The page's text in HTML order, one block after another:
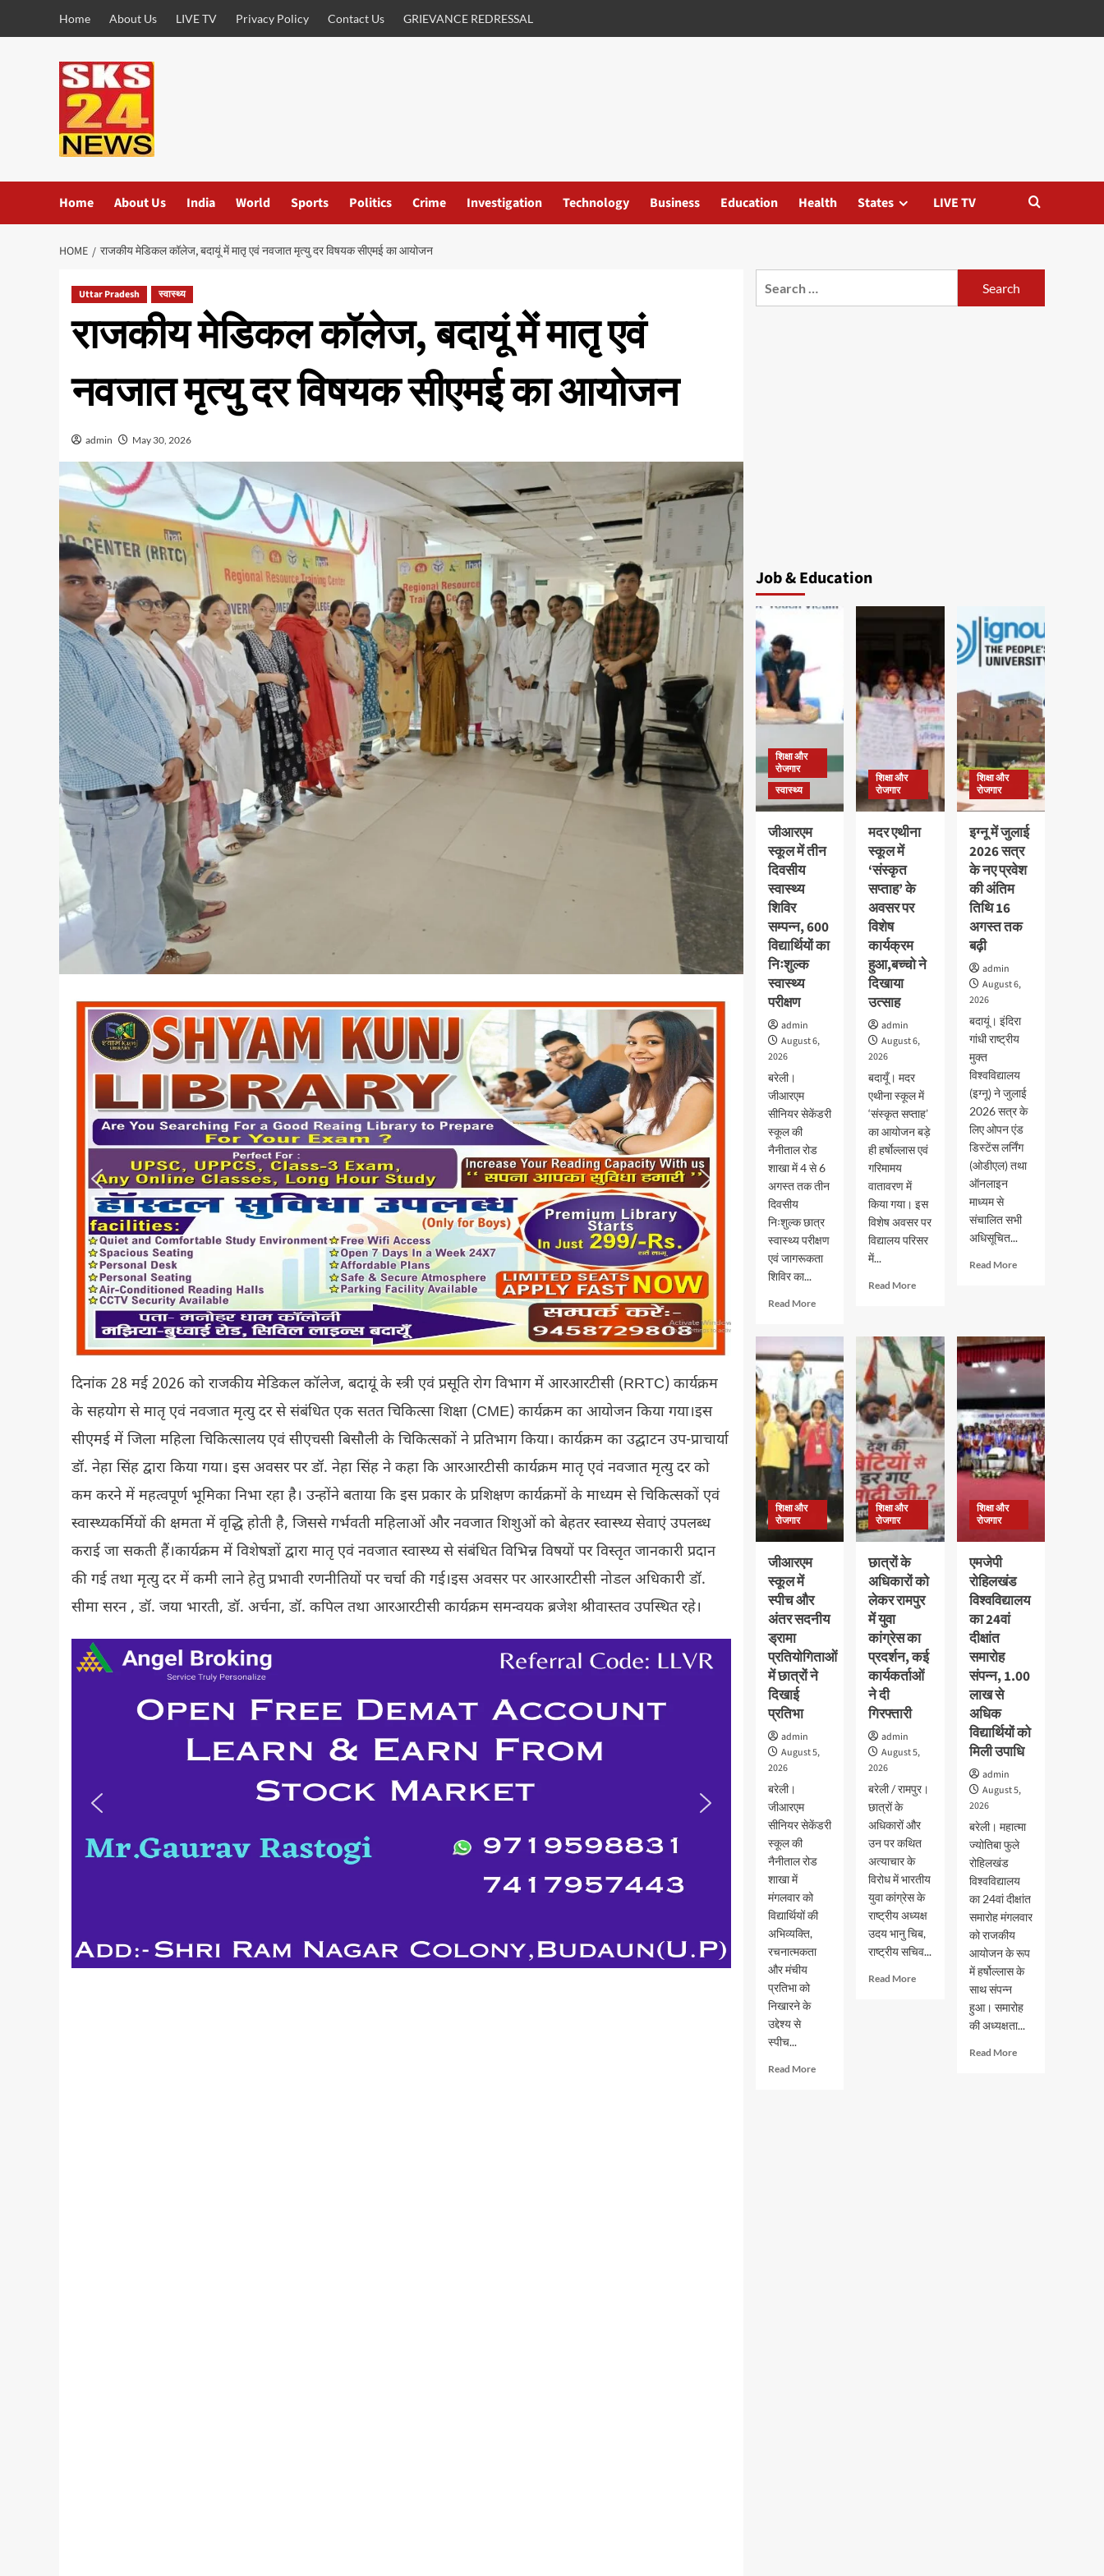
Home About Us LIVE TV Privacy Policy Contact Us GRIEVANCE REDRESSAL
Home About Us India World Sports Politics Crime Investigation Technology Business Education Health States LIVE TV
HOME राजकीय मेडिकल कॉलेज, बदायूं में मातृ एवं नवजात मृत्यु दर विषयक सीएमई का आयोजन
Uttar Pradesh स्वास्थ्य
राजकीय मेडिकल कॉलेज, बदायूं में मातृ एवं
नवजात मृत्यु दर विषयक सीएमई का आयोजन
admin May 30, 2026
दिनांक 28 मई 2026 को राजकीय मेडिकल कॉलेज, बदायूं के स्त्री एवं प्रसूति रोग विभाग में आरआरटीसी (RRTC) कार्यक्रम
के सहयोग से मातृ एवं नवजात मृत्यु दर से संबंधित एक सतत चिकित्सा शिक्षा (CME) कार्यक्रम का आयोजन किया गया।इस
सीएमई में जिला महिला चिकित्सालय एवं सीएचसी बिसौली के चिकित्सकों ने प्रतिभाग किया। कार्यक्रम का उद्घाटन उप-प्राचार्या
डॉ. नेहा सिंह द्वारा किया गया। इस अवसर पर डॉ. नेहा सिंह ने कहा कि आरआरटीसी कार्यक्रम मातृ एवं नवजात मृत्यु दर को
कम करने में महत्वपूर्ण भूमिका निभा रहा है। उन्होंने बताया कि इस प्रकार के प्रशिक्षण कार्यक्रमों के माध्यम से चिकित्सकों एवं
स्वास्थ्यकर्मियों की क्षमता में वृद्धि होती है, जिससे गर्भवती महिलाओं और नवजात शिशुओं को बेहतर स्वास्थ्य सेवाएं उपलब्ध
कराई जा सकती हैं।कार्यक्रम में विशेषज्ञों द्वारा मातृ एवं नवजात स्वास्थ्य से संबंधित विभिन्न विषयों पर विस्तृत जानकारी प्रदान
की गई तथा मृत्यु दर में कमी लाने हेतु प्रभावी रणनीतियों पर चर्चा की गई।इस अवसर पर आरआरटीसी नोडल अधिकारी डॉ.
सीमा सरन , डॉ. जया भारती, डॉ. अर्चना, डॉ. कपिल तथा आरआरटीसी कार्यक्रम समन्वयक ब्रजेश श्रीवास्तव उपस्थित रहे।
Job & Education
शिक्षा और
रोजगार
स्वास्थ्य
जीआरएम
स्कूल में तीन
दिवसीय
स्वास्थ्य
शिविर
सम्पन्न, 600
विद्यार्थियों का
निःशुल्क
स्वास्थ्य
परीक्षण
admin
August 6,
2026
बरेली।
जीआरएम
सीनियर सेकेंडरी
स्कूल की
नैनीताल रोड
शाखा में 4 से 6
अगस्त तक तीन
दिवसीय
निःशुल्क छात्र
स्वास्थ्य परीक्षण
एवं जागरूकता
शिविर का...
Read MoreRead
स्कूल
तीन
दिवसीय
स्वास्थ्य
शिविर
सम्पन्न,
600
विद्यार्थियों
का
निःशुल्क
शिक्षा और
रोजगार
मदर एथीना
स्कूल में
‘संस्कृत
सप्ताह’ के
अवसर पर
विशेष
कार्यक्रम
हुआ,बच्चो ने
दिखाया
उत्साह
admin
August 6,
2026
बदायूँ। मदर
एथीना स्कूल में
‘संस्कृत सप्ताह’
का आयोजन बड़े
ही हर्षाेल्लास एवं
गरिमामय
वातावरण में
किया गया। इस
विशेष अवसर पर
विद्यालय परिसर
में...
Read MoreRead
एथीना
स्कूल
‘संस्कृत
सप्ताह’
के
अवसर
पर
विशेष
कार्यक्रम
हुआ,बच्चो
दिखाया
शिक्षा और
रोजगार
इग्नू में जुलाई
2026 सत्र
के नए प्रवेश
की अंतिम
तिथि 16
अगस्त तक
बढ़ी
admin
August 6,
2026
बदायूं। इंदिरा
गांधी राष्ट्रीय
मुक्त
विश्वविद्यालय
(इग्नू) ने जुलाई
2026 सत्र के
लिए ओपन एंड
डिस्टेंस लर्निंग
(ओडीएल) तथा
ऑनलाइन
माध्यम से
संचालित सभी
अधिसूचित...
Read MoreRead
जुलाई
2026
के
प्रवेश
की
अंतिम
तिथि
16
बढ़ी
शिक्षा और
रोजगार
जीआरएम
स्कूल में
स्पीच और
अंतर सदनीय
ड्रामा
प्रतियोगिताओं
में छात्रों ने
दिखाई
प्रतिभा
admin
August 5,
2026
बरेली।
जीआरएम
सीनियर सेकेंडरी
स्कूल की
नैनीताल रोड
शाखा में
मंगलवार को
विद्यार्थियों की
अभिव्यक्ति,
रचनात्मकता
और मंचीय
प्रतिभा को
निखारने के
उद्देश्य से
स्पीच...
Read MoreRead
शिक्षा और
रोजगार
छात्रों के
अधिकारों को
लेकर रामपुर
में युवा
कांग्रेस का
प्रदर्शन, कई
कार्यकर्ताओं
ने दी
गिरफ्तारी
admin
August 5,
2026
बरेली / रामपुर।
छात्रों के
अधिकारों और
उन पर कथित
अत्याचार के
विरोध में भारतीय
युवा कांग्रेस के
राष्ट्रीय अध्यक्ष
उदय भानु चिब,
राष्ट्रीय सचिव...
Read MoreRead
शिक्षा और
रोजगार
एमजेपी
रोहिलखंड
विश्वविद्यालय
का 24वां
दीक्षांत
समारोह
संपन्न, 1.00
लाख से
अधिक
विद्यार्थियों को
मिली उपाधि
admin
August 5,
2026
बरेली। महात्मा
ज्योतिबा फुले
रोहिलखंड
विश्वविद्यालय
का 24वां दीक्षांत
समारोह मंगलवार
को राजकीय
आयोजन के रूप
में हर्षोल्लास के
साथ संपन्न
हुआ। समारोह
की अध्यक्षता...
Read MoreRead